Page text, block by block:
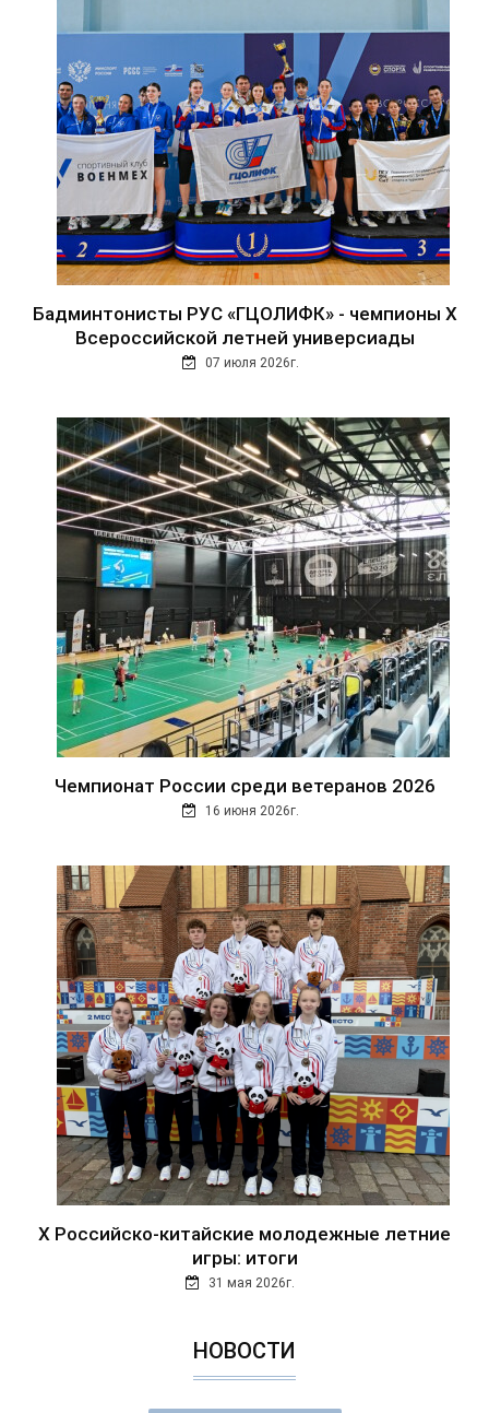
Бадминтонисты РУС «ГЦОЛИФК» - чемпионы Х
Всероссийской летней универсиады
07 июля 2026г.
Чемпионат России среди ветеранов 2026
16 июня 2026г.
Х Российско-китайские молодежные летние
игры: итоги
31 мая 2026г.
НОВОСТИ